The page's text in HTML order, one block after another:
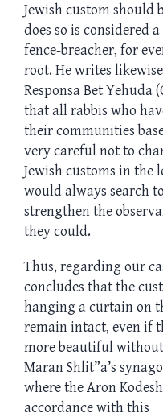
Jewish custom should
does so is considered a
fence-breacher, for
root. He writes
Responsa Bet Yehuda
that all rabbis who
their communities
very careful not to
Jewish customs in the
would always search to
strengthen the
they could.
Thus, regarding our
concludes that the
hanging a curtain on
remain intact, even if
more beautiful
Maran Shlit”a’s
where the Aron
accordance with this